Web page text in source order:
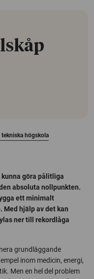
tekniska högskola
göra pålitliga
absoluta nollpunkten.
ett minimalt
Med hjälp av det kan
ner till rekordlåga
grundläggande
inom medicin, energi,
Men en hel del problem